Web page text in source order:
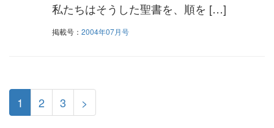
私たちはそうした聖書を、順を […]
掲載号： 2004年07月号
1 2 3 >